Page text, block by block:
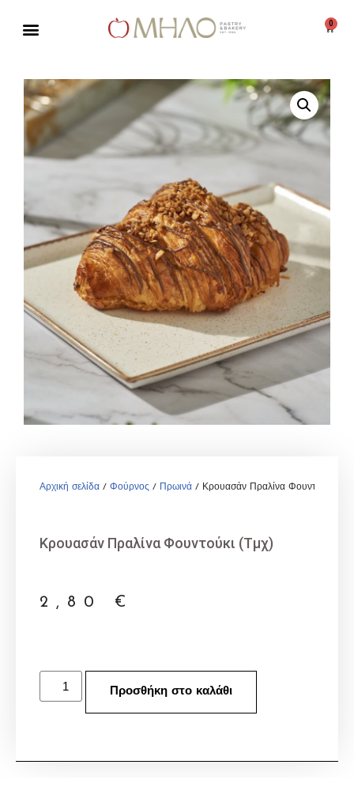
περιεχόμενο
0
Αρχική σελίδα / Φούρνος / Πρωινά / Κρουασάν Πραλίνα Φουντούκι
Κρουασάν Πραλίνα Φουντούκι (Τμχ)
2,80 €
Προσθήκη στο καλάθι